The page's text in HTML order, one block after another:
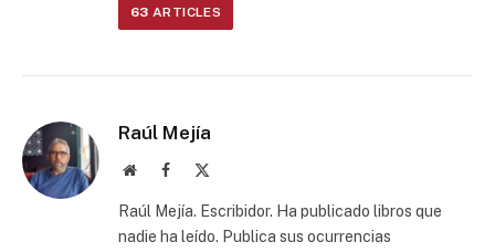
63 ARTICLES
Raúl Mejía
WebsiteFacebook
Raúl Mejía. Escribidor. Ha publicado libros que
nadie ha leído. Publica sus ocurrencias